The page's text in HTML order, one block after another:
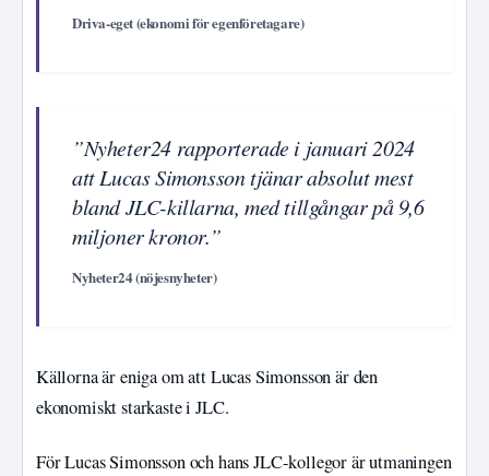
Driva-eget (ekonomi för egenföretagare)
”Nyheter24 rapporterade i januari 2024
att Lucas Simonsson tjänar absolut mest
bland JLC-killarna, med tillgångar på 9,6
miljoner kronor.”
Nyheter24 (nöjesnyheter)
Källorna är eniga om att Lucas Simonsson är den
ekonomiskt starkaste i JLC.
För Lucas Simonsson och hans JLC-kollegor är utmaningen